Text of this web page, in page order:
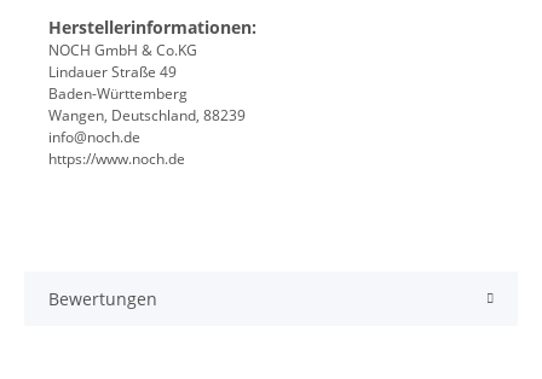
Herstellerinformationen:
NOCH GmbH & Co.KG
Lindauer Straße 49
Baden-Württemberg
Wangen, Deutschland, 88239
info@noch.de
https://www.noch.de
Bewertungen